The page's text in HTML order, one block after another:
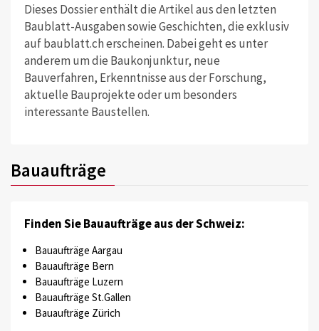
Dieses Dossier enthält die Artikel aus den letzten
Baublatt-Ausgaben sowie Geschichten, die exklusiv
auf baublatt.ch erscheinen. Dabei geht es unter
anderem um die Baukonjunktur, neue
Bauverfahren, Erkenntnisse aus der Forschung,
aktuelle Bauprojekte oder um besonders
interessante Baustellen.
Bauaufträge
Finden Sie Bauaufträge aus der Schweiz:
Bauaufträge Aargau
Bauaufträge Bern
Bauaufträge Luzern
Bauaufträge St.Gallen
Bauaufträge Zürich